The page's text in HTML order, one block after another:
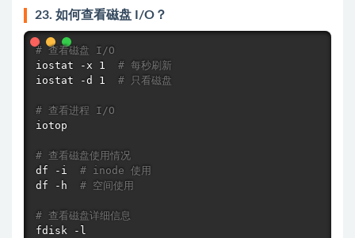
23. 如何查看磁盘 I/O？
# 查看磁盘 I/O
iostat -x 1 # 每秒刷新
iostat -d 1 # 只看磁盘
# 查看进程 I/O
iotop
# 查看磁盘使用情况
df -i # inode 使用
df -h # 空间使用
# 查看磁盘详细信息
fdisk -l